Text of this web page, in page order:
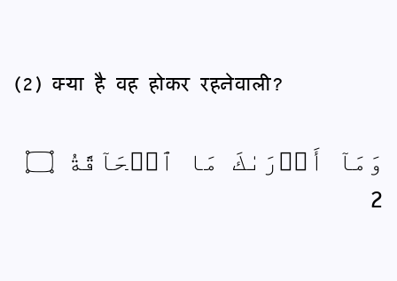
(2) क्या है वह होकर रहनेवाली?
وَمَآ أَدۡرَىٰكَ مَا ٱلۡحَآقَّةُ ۝
2